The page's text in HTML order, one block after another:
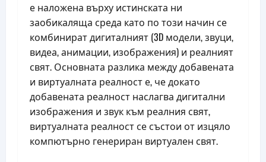
е наложена върху истинската ни
заобикаляща среда като по този начин се
комбинират дигиталният (3D модели, звуци,
видеа, анимации, изображения) и реалният
свят. Основната разлика между добавената
и виртуалната реалност е, че докато
добавената реалност наслагва дигитални
изображения и звук към реалния свят,
виртуалната реалност се състои от изцяло
компютърно генериран виртуален свят.